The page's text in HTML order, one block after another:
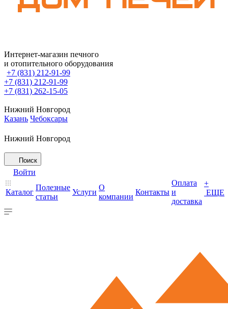
Интернет-магазин печного
и отопительного оборудования
+7 (831) 212-91-99
+7 (831) 212-91-99
+7 (831) 262-15-05
Нижний Новгород
Казань Чебоксары
Нижний Новгород
Поиск
Войти
Каталог
Полезные
статьи
Услуги
О
компании
Контакты
Оплата
и
доставка
+
ЕЩЕ